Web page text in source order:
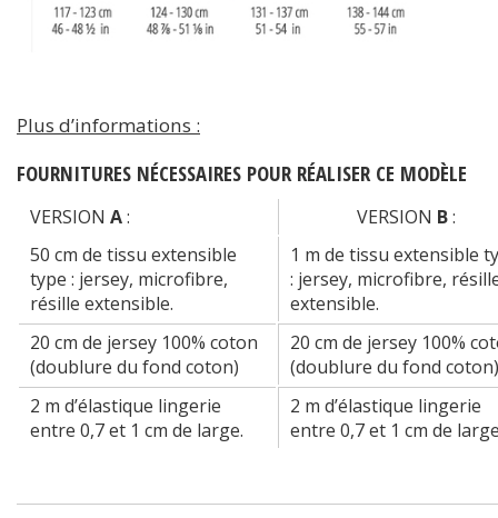
Plus d’informations :
FOURNITURES NÉCESSAIRES POUR RÉALISER CE MODÈLE
VERSION A: VERSION B:
50 cm de tissu extensible
type : jersey, microfibre,
résille extensible.
1 m de tissu extensible
: jersey, microfibre,
extensible.
20 cm de jersey 100% coton
(doublure du fond coton)
20 cm de jersey 100%
(doublure du fond coton)
2 m d’élastique lingerie
entre 0,7 et 1 cm de large.
2 m d’élastique lingerie
entre 0,7 et 1 cm de